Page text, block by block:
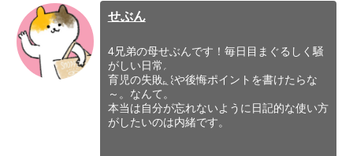
せぶん
4兄弟の母せぶんです！毎日目まぐるしく騒
がしい日常。
育児の失敗談や後悔ポイントを書けたらな
～。なんて。
本当は自分が忘れないように日記的な使い方
がしたいのは内緒です。